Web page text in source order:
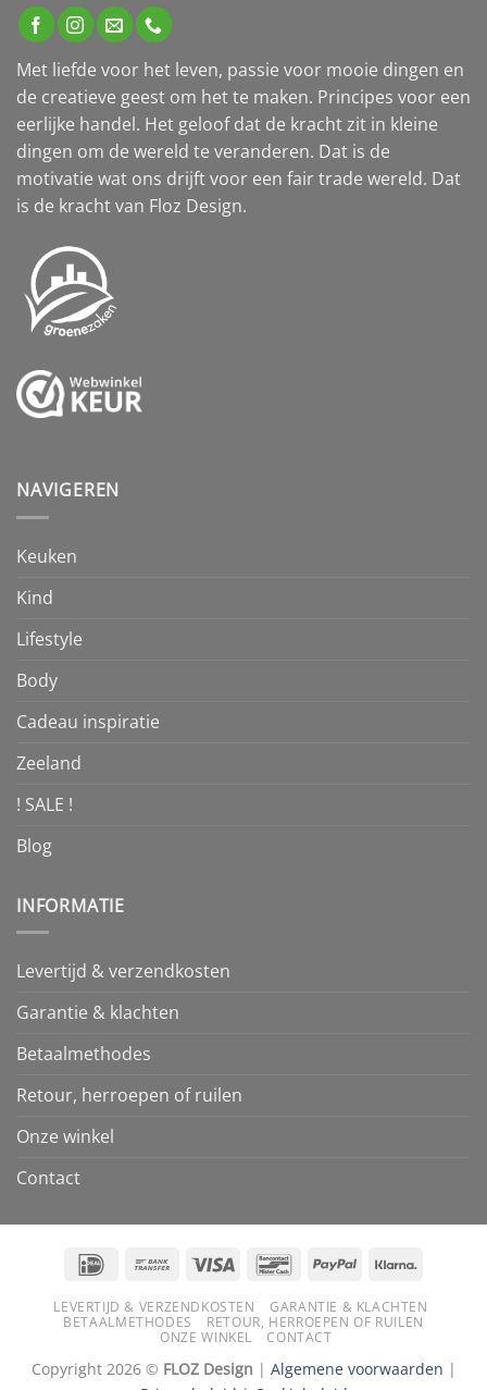
Met liefde voor het leven, passie voor mooie dingen en
de creatieve geest om het te maken. Principes voor een
eerlijke handel. Het geloof dat de kracht zit in kleine
dingen om de wereld te veranderen. Dat is de
motivatie wat ons drijft voor een fair trade wereld. Dat
is de kracht van Floz Design.
NAVIGEREN
Keuken
Kind
Lifestyle
Body
Cadeau inspiratie
Zeeland
! SALE !
Blog
INFORMATIE
Levertijd & verzendkosten
Garantie & klachten
Betaalmethodes
Retour, herroepen of ruilen
Onze winkel
Contact
IDeal
Bank
Visa BancontactPayPal
LEVERTIJD & VERZENDKOSTEN
GARANTIE & KLACHTEN
BETAALMETHODES
RETOUR, HERROEPEN OF RUILEN
ONZE WINKEL
CONTACT
Copyright 2026 © FLOZ Design | Algemene voorwaarden |